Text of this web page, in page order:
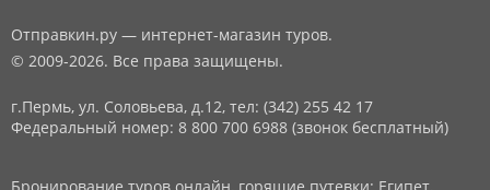
Отправкин.ру — интернет-магазин туров.
© 2009-2026. Все права защищены.
г.Пермь, ул. Соловьева, д.12, тел: (342) 255 42 17
Федеральный номер: 8 800 700 6988 (звонок бесплатный)